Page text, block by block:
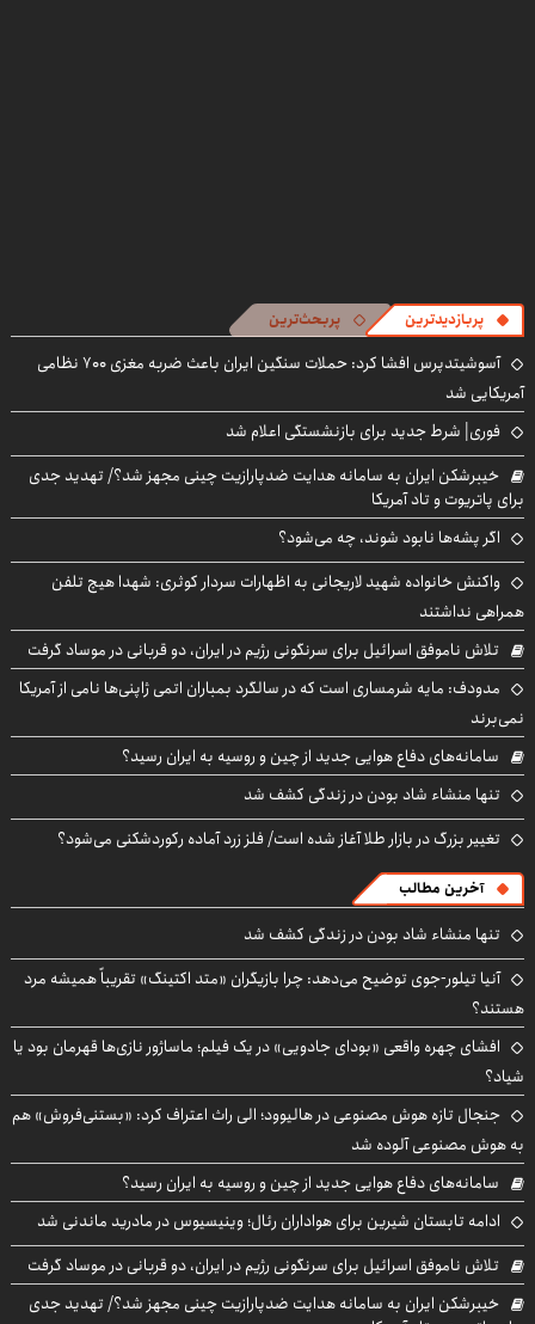
پربازدیدترین پربحث‌ترین
آسوشیتدپرس افشا کرد: حملات سنگین ایران باعث ضربه مغزی ۷۰۰ نظامی
آمریکایی شد
فوری| شرط جدید برای بازنشستگی اعلام شد
خیبرشکن ایران به سامانه هدایت ضدپارازیت چینی مجهز شد؟/ تهدید جدی
برای پاتریوت و تاد آمریکا
اگر پشه‌ها نابود شوند، چه می‌شود؟
واکنش خانواده شهید لاریجانی به اظهارات سردار کوثری: شهدا هیچ تلفن
همراهی نداشتند
تلاش ناموفق اسرائیل برای سرنگونی رژیم در ایران، دو قربانی در موساد گرفت
مدودف: مایه شرمساری است که در سالگرد بمباران اتمی ژاپنی‌ها نامی از آمریکا
نمی‌برند
سامانه‌های دفاع هوایی جدید از چین و روسیه به ایران رسید؟
تنها منشاء شاد بودن در زندگی کشف شد
تغییر بزرگ در بازار طلا آغاز شده است/ فلز زرد آماده رکوردشکنی می‌شود؟
آخرین مطالب
تنها منشاء شاد بودن در زندگی کشف شد
آنیا تیلور-جوی توضیح می‌دهد: چرا بازیگران «متد اکتینگ» تقریباً همیشه مرد
هستند؟
افشای چهره واقعی «بودای جادویی» در یک فیلم؛ ماساژور نازی‌ها قهرمان بود یا
شیاد؟
جنجال تازه هوش مصنوعی در هالیوود؛ الی راث اعتراف کرد: «بستنی‌فروش» هم
به هوش مصنوعی آلوده شد
سامانه‌های دفاع هوایی جدید از چین و روسیه به ایران رسید؟
ادامه تابستان شیرین برای هواداران رئال؛ وینیسیوس در مادرید ماندنی شد
تلاش ناموفق اسرائیل برای سرنگونی رژیم در ایران، دو قربانی در موساد گرفت
خیبرشکن ایران به سامانه هدایت ضدپارازیت چینی مجهز شد؟/ تهدید جدی